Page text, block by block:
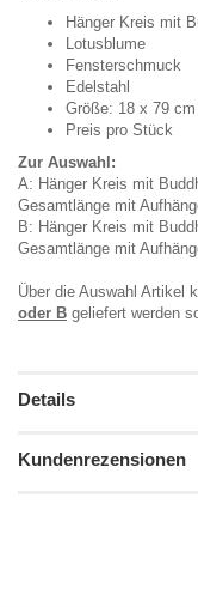
Hänger Kreis mit
Lotusblume
Fensterschmuck
Edelstahl
Größe: 18 x 79 cm
Preis pro Stück
Zur Auswahl:
A: Hänger Kreis mit
Gesamtlänge mit
B: Hänger Kreis mit
Gesamtlänge mit
Über die Auswahl Artikel
oder B geliefert werden
Details
Kundenrezensionen